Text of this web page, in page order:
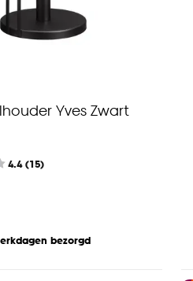
Yves Zwart
4.4(15)
bezorgd